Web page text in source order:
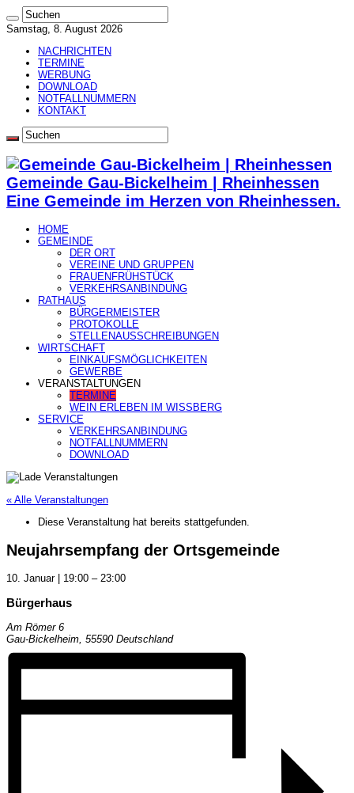
Samstag, 8. August 2026
NACHRICHTEN
TERMINE
WERBUNG
DOWNLOAD
NOTFALLNUMMERN
KONTAKT
Gemeinde Gau-Bickelheim | Rheinhessen
Eine Gemeinde im Herzen von Rheinhessen.
HOME
GEMEINDE
DER ORT
VEREINE UND GRUPPEN
FRAUENFRÜHSTÜCK
VERKEHRSANBINDUNG
RATHAUS
BÜRGERMEISTER
PROTOKOLLE
STELLENAUSSCHREIBUNGEN
WIRTSCHAFT
EINKAUFSMÖGLICHKEITEN
GEWERBE
VERANSTALTUNGEN
TERMINE
WEIN ERLEBEN IM WISSBERG
SERVICE
VERKEHRSANBINDUNG
NOTFALLNUMMERN
DOWNLOAD
« Alle Veranstaltungen
Diese Veranstaltung hat bereits stattgefunden.
Neujahrsempfang der Ortsgemeinde
10. Januar | 19:00 – 23:00
Bürgerhaus
Am Römer 6
Gau-Bickelheim, 55590 Deutschland